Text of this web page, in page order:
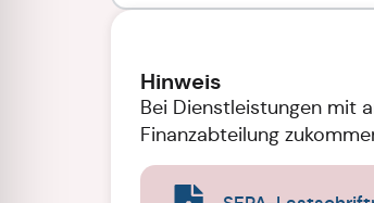
Hinweis
Bei Dienstleistungen mit
Finanzabteilung